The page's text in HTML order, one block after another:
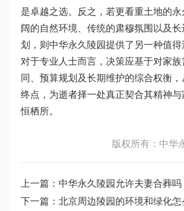
是卓越之选。反之，若更看重土地的
阔的自然环境、传统的肃穆氛围以及
划，则中华永久陵园提供了另一种值得
对于专业人士而言，决策应基于对家族
同、预算规划及长期维护的综合权衡
终点，为逝者择一处真正契合其精神与
恒栖所。
版权所有：中华
上一篇： 中华永久陵园允许夫妻合葬吗
下一篇： 北京周边陵园的环境和绿化怎